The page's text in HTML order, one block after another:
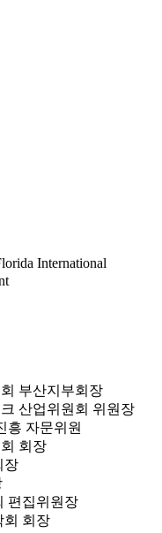
International
부산지부회장
산업위원회 위원장
흥 자문위원
회장
장
편집위원장
회 회장